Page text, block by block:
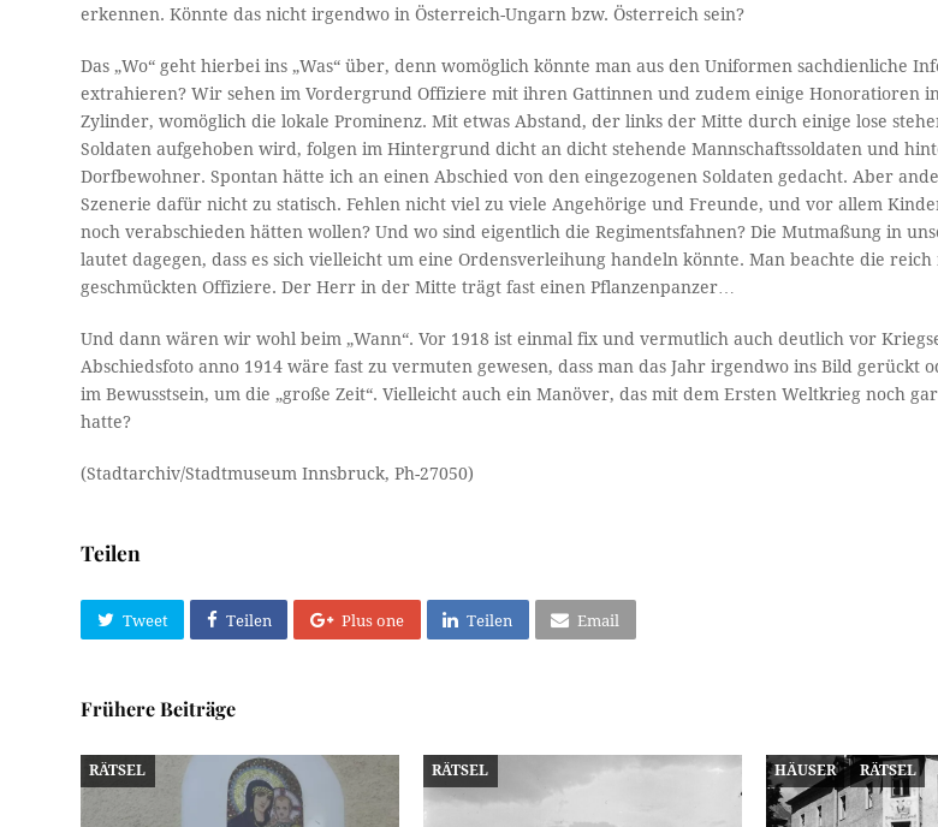
erkennen. Könnte das nicht irgendwo in Österreich-Ungarn bzw. Österreich sein?
Das „Wo“ geht hierbei ins „Was“ über, denn womöglich könnte man aus den Uniformen sachdienliche
extrahieren? Wir sehen im Vordergrund Offiziere mit ihren Gattinnen und zudem einige Honoratioren
Zylinder, womöglich die lokale Prominenz. Mit etwas Abstand, der links der Mitte durch einige lose
Soldaten aufgehoben wird, folgen im Hintergrund dicht an dicht stehende Mannschaftssoldaten und
Dorfbewohner. Spontan hätte ich an einen Abschied von den eingezogenen Soldaten gedacht. Aber
Szenerie dafür nicht zu statisch. Fehlen nicht viel zu viele Angehörige und Freunde, und vor allem
noch verabschieden hätten wollen? Und wo sind eigentlich die Regimentsfahnen? Die Mutmaßung in
lautet dagegen, dass es sich vielleicht um eine Ordensverleihung handeln könnte. Man beachte die
geschmückten Offiziere. Der Herr in der Mitte trägt fast einen Pflanzenpanzer…
Und dann wären wir wohl beim „Wann“. Vor 1918 ist einmal fix und vermutlich auch deutlich vor
Abschiedsfoto anno 1914 wäre fast zu vermuten gewesen, dass man das Jahr irgendwo ins Bild gerückt
im Bewusstsein, um die „große Zeit“. Vielleicht auch ein Manöver, das mit dem Ersten Weltkrieg noch
hatte?
(Stadtarchiv/Stadtmuseum Innsbruck, Ph-27050)
Teilen
Tweet Teilen Plus one Teilen Email
Frühere Beiträge
RÄTSEL RÄTSEL HÄUSER RÄTSEL